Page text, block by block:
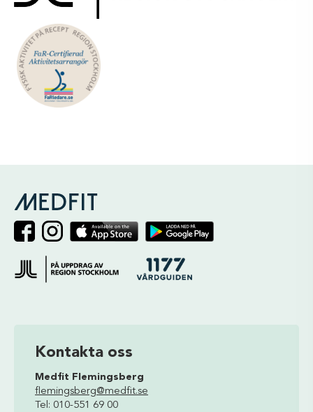
Kontakta oss
Medfit Flemingsberg
flemingsberg@medfit.se
Tel: 010-551 69 00